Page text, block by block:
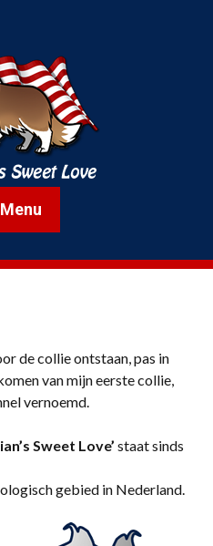
Menu
de collie ontstaan, pas in
van mijn eerste collie,
vernoemd.
Sweet Love’ staat sinds
gebied in Nederland.